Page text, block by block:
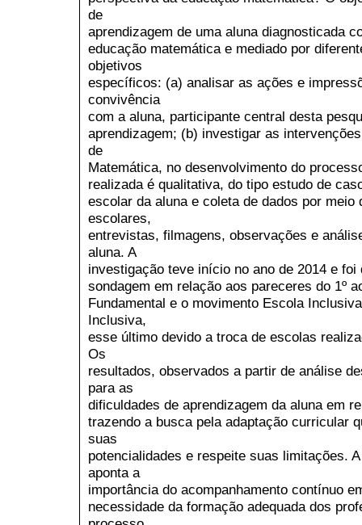
de
aprendizagem de uma aluna diagnosticada
educação matemática e mediado por
objetivos
específicos: (a) analisar as ações e
convivência
com a aluna, participante central desta
aprendizagem; (b) investigar as
de
Matemática, no desenvolvimento do
realizada é qualitativa, do tipo estudo de
escolar da aluna e coleta de dados por meio
escolares,
entrevistas, filmagens, observações e
aluna. A
investigação teve início no ano de 2014 e
sondagem em relação aos pareceres do 1º
Fundamental e o movimento Escola
Inclusiva,
esse último devido a troca de escolas
Os
resultados, observados a partir de análise
para as
dificuldades de aprendizagem da aluna em
trazendo a busca pela adaptação curricular
suas
potencialidades e respeite suas limitações.
aponta a
importância do acompanhamento contínuo
necessidade da formação adequada dos